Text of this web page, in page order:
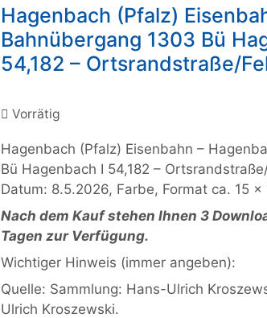
Hagenbach (Pfalz)
Bahnübergang 1303 Bü
54,182 – Ortsrandstraße/
Vorrätig
Hagenbach (Pfalz) Eisenbahn –
Bü Hagenbach I 54,182 –
Datum: 8.5.2026, Farbe, Format ca. 15 x
Nach dem Kauf stehen Ihnen 3
Tagen zur Verfügung.
Wichtiger Hinweis (immer angeben):
Quelle: Sammlung: Hans-Ulrich
Ulrich Kroszewski.